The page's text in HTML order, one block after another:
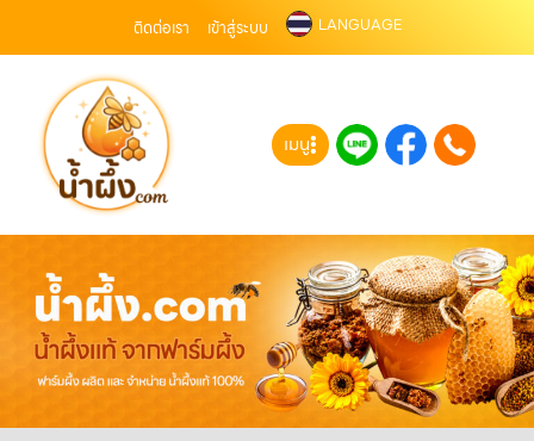
ติดต่อเรา เข้าสู่ระบบ LANGUAGE
เมนู